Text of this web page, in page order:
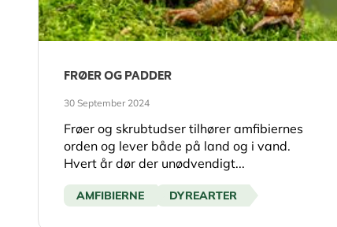
FRØER OG PADDER
30 September 2024
Frøer og skrubtudser tilhører amfibiernes
orden og lever både på land og i vand.
Hvert år dør der unødvendigt...
AMFIBIERNE DYREARTER